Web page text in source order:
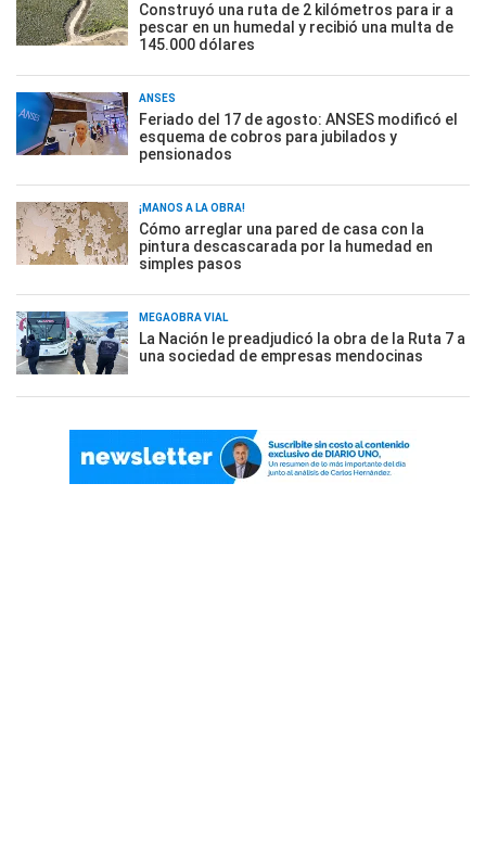
Construyó una ruta de 2 kilómetros para ir a
pescar en un humedal y recibió una multa de
145.000 dólares
ANSES
Feriado del 17 de agosto: ANSES modificó el
esquema de cobros para jubilados y
pensionados
¡MANOS A LA OBRA!
Cómo arreglar una pared de casa con la
pintura descascarada por la humedad en
simples pasos
MEGAOBRA VIAL
La Nación le preadjudicó la obra de la Ruta 7 a
una sociedad de empresas mendocinas